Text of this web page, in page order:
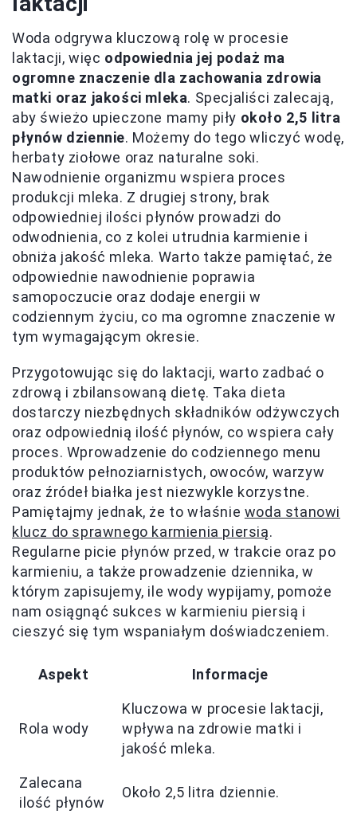
Woda odgrywa kluczową rolę w procesie
laktacji, więc odpowiednia jej podaż ma
ogromne znaczenie dla zachowania zdrowia
matki oraz jakości mleka. Specjaliści zalecają,
aby świeżo upieczone mamy piły około 2,5 litra
płynów dziennie. Możemy do tego wliczyć wodę,
herbaty ziołowe oraz naturalne soki.
Nawodnienie organizmu wspiera proces
produkcji mleka. Z drugiej strony, brak
odpowiedniej ilości płynów prowadzi do
odwodnienia, co z kolei utrudnia karmienie i
obniża jakość mleka. Warto także pamiętać, że
odpowiednie nawodnienie poprawia
samopoczucie oraz dodaje energii w
codziennym życiu, co ma ogromne znaczenie w
tym wymagającym okresie.
Przygotowując się do laktacji, warto zadbać o
zdrową i zbilansowaną dietę. Taka dieta
dostarczy niezbędnych składników odżywczych
oraz odpowiednią ilość płynów, co wspiera cały
proces. Wprowadzenie do codziennego menu
produktów pełnoziarnistych, owoców, warzyw
oraz źródeł białka jest niezwykle korzystne.
Pamiętajmy jednak, że to właśnie woda stanowi
klucz do sprawnego karmienia piersią.
Regularne picie płynów przed, w trakcie oraz po
karmieniu, a także prowadzenie dziennika, w
którym zapisujemy, ile wody wypijamy, pomoże
nam osiągnąć sukces w karmieniu piersią i
cieszyć się tym wspaniałym doświadczeniem.
Aspekt Informacje
Rola wody
Kluczowa w procesie laktacji,
wpływa na zdrowie matki i
jakość mleka.
Zalecana
ilość płynów
Około 2,5 litra dziennie.